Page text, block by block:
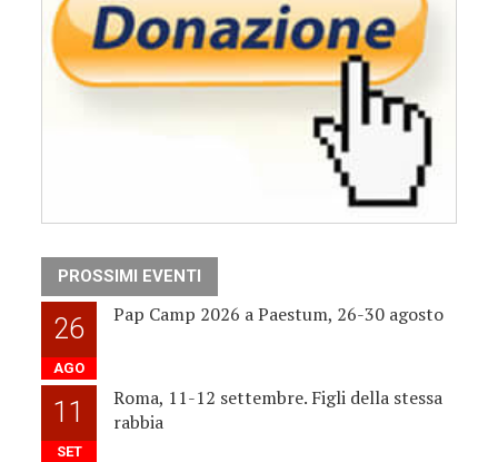
PROSSIMI EVENTI
26
AGO
Pap Camp 2026 a Paestum, 26-30 agosto
11
SET
Roma, 11-12 settembre. Figli della stessa
rabbia